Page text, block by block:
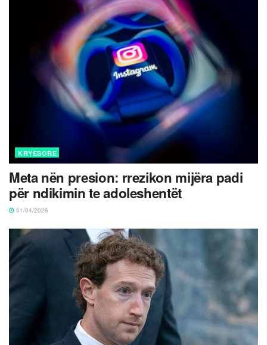
KRYESORE
Meta nën presion: rrezikon mijëra padi
për ndikimin te adoleshentët
01/04/2026